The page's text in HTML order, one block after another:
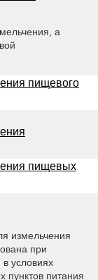
а
пищевого
пищевых
измельчения
при
в условиях
питания